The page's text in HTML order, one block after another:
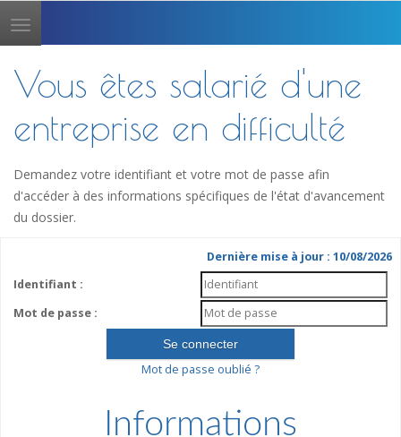
Toggle
navigation
Vous êtes salarié d'une
entreprise en difficulté
Demandez votre identifiant et votre mot de passe afin
d'accéder à des informations spécifiques de l'état d'avancement
du dossier.
Dernière mise à jour : 10/08/2026
Identifiant :
Mot de passe :
Mot de passe oublié ?
Informations